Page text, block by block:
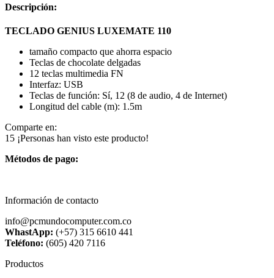
Descripción:
TECLADO GENIUS LUXEMATE 110
tamaño compacto que ahorra espacio
Teclas de chocolate delgadas
12 teclas multimedia FN
Interfaz: USB
Teclas de función: Sí, 12 (8 de audio, 4 de Internet)
Longitud del cable (m): 1.5m
Comparte en:
15 ¡Personas han visto este producto!
Métodos de pago:
Información de contacto
info@pcmundocomputer.com.co
WhastApp: (+57) 315 6610 441
Teléfono: (605) 420 7116
Productos